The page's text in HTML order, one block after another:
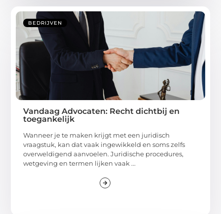
BEDRIJVEN
Vandaag Advocaten: Recht dichtbij en
toegankelijk
Wanneer je te maken krijgt met een juridisch
vraagstuk, kan dat vaak ingewikkeld en soms zelfs
overweldigend aanvoelen. Juridische procedures,
wetgeving en termen lijken vaak ...